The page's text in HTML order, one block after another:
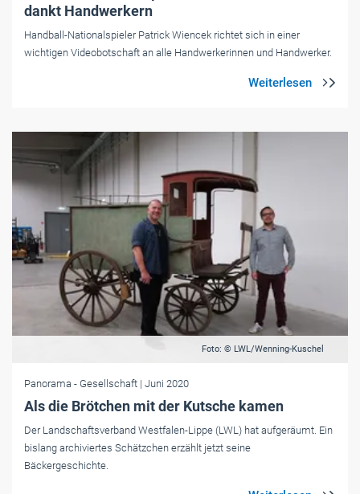
dankt Handwerkern
Handball-Nationalspieler Patrick Wiencek richtet sich in einer
wichtigen Videobotschaft an alle Handwerkerinnen und Handwerker.
Foto: © LWL/Wenning-Kuschel
Panorama - Gesellschaft | Juni 2020
Als die Brötchen mit der Kutsche kamen
Der Landschaftsverband Westfalen-Lippe (LWL) hat aufgeräumt. Ein
bislang archiviertes Schätzchen erzählt jetzt seine
Bäckergeschichte.